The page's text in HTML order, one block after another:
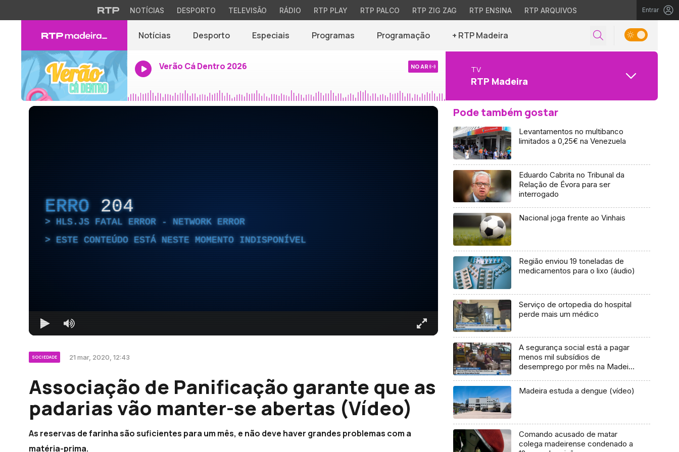
NOTÍCIAS DESPORTO TELEVISÃO RÁDIO RTP PLAY RTP PALCO RTP ZIG ZAG RTP ENSINA RTP ARQUIVOS Entrar
Notícias Desporto Especiais Programas Programação + RTP Madeira
Verão Cá Dentro 2026 NO AR TV
RTP Madeira
ERRO 204
HLS.JS FATAL ERROR - NETWORK ERROR
ESTE CONTEÚDO ESTÁ NESTE MOMENTO INDISPONÍVEL
SOCIEDADE 21 mar, 2020, 12:43
Associação de Panificação garante que as
padarias vão manter-se abertas (Vídeo)
As reservas de farinha são suficientes para um mês, e não deve haver grandes problemas com a
matéria-prima.
Pode também gostar
Levantamentos no multibanco
limitados a 0,25€ na Venezuela
Eduardo Cabrita no Tribunal da
Relação de Évora para ser
interrogado
Nacional joga frente ao Vinhais
Região enviou 19 toneladas de
medicamentos para o lixo (áudio)
Serviço de ortopedia do hospital
perde mais um médico
A segurança social está a pagar
menos mil subsídios de
desemprego por mês na Madeira
Madeira estuda a dengue (vídeo)
Comando acusado de matar
colega madeirense condenado a